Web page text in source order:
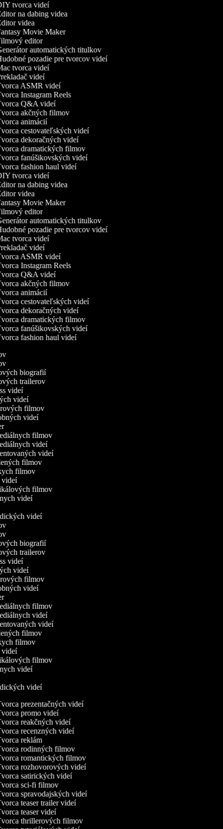
tvorca videí
na dabing videa
videa
Movie Maker
editor
automatických titulkov
pozadie pre tvorcov videí
tvorca videí
videí
ASMR videí
Instagram Reels
Q&A videí
akčných filmov
animácií
cestovateľských videí
dekoračných videí
dramatických filmov
fanúšikovských videí
fashion haul videí
tvorca videí
na dabing videa
videa
Movie Maker
editor
automatických titulkov
pozadie pre tvorcov videí
tvorca videí
videí
ASMR videí
Instagram Reels
Q&A videí
akčných filmov
animácií
cestovateľských videí
dekoračných videí
dramatických filmov
fanúšikovských videí
fashion haul videí
biografií
trailerov
videí
videí
filmov
videí
filmov
videí
videí
filmov
filmov
videí
filmov
videí
videí
biografií
trailerov
videí
videí
filmov
videí
filmov
videí
videí
filmov
filmov
videí
filmov
videí
videí
prezentačných videí
promo videí
reakčných videí
recenzných videí
reklám
rodinných filmov
romantických filmov
rozhovorových videí
satirických videí
sci-fi filmov
spravodajských videí
teaser trailer videí
teaser videí
thrillerových filmov